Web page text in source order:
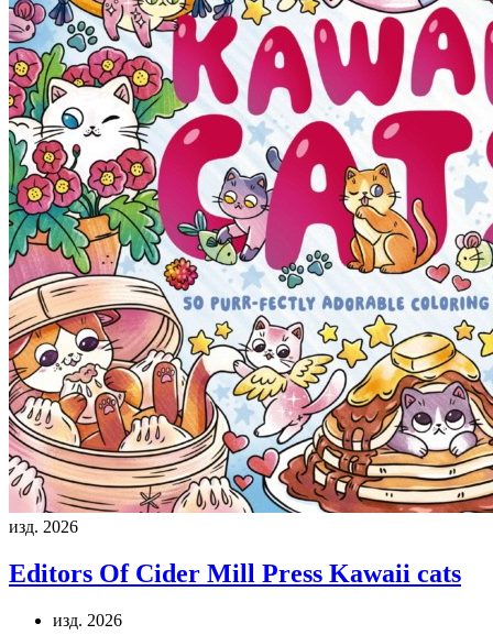
изд. 2026
Editors Of Cider Mill Press Kawaii cats
изд. 2026